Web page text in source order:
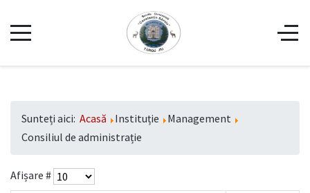
Sunteți aici: Acasă Instituție
Management
Consiliul de administrație
Afișare #